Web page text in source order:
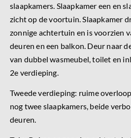
slaapkamers. Slaapkamer een en
zicht op de voortuin. Slaapkamer
zonnige achtertuin en is voorzien
deuren en een balkon. Deur naar
van dubbel wasmeubel, toilet en
2e verdieping.
Tweede verdieping: ruime
nog twee slaapkamers, beide
deuren.